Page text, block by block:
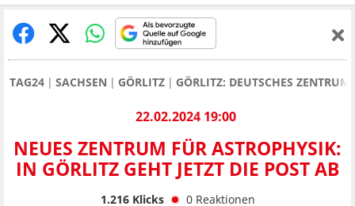
TAG24 SACHSEN GÖRLITZ GÖRLITZ: DEUTSCHES
22.02.2024 19:00
NEUES ZENTRUM FÜR ASTROPHYSIK:
IN GÖRLITZ GEHT JETZT DIE POST AB
1.216Klicks 0 Reaktionen